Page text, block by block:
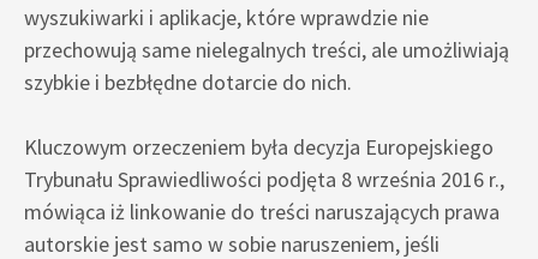
wyszukiwarki i aplikacje, które wprawdzie nie
przechowują same nielegalnych treści, ale umożliwiają
szybkie i bezbłędne dotarcie do nich.
Kluczowym orzeczeniem była decyzja Europejskiego
Trybunału Sprawiedliwości podjęta 8 września 2016 r.,
mówiąca iż linkowanie do treści naruszających prawa
autorskie jest samo w sobie naruszeniem, jeśli